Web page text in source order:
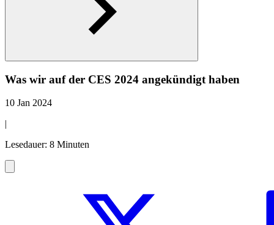
Was wir auf der CES 2024 angekündigt haben
10 Jan 2024
|
Lesedauer: 8 Minuten